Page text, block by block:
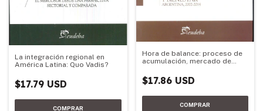
La integración regional en
América Latina: Quo Vadis?
$17.79 USD
Hora de balance: proceso de
acumulación, mercado de
$17.86 USD